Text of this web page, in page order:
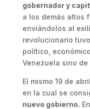
gobernador y
a los demás altos
enviándolos al
revolucionario
político,
Venezuela sino de
El mismo 19 de
en la cual se
nuevo gobierno.